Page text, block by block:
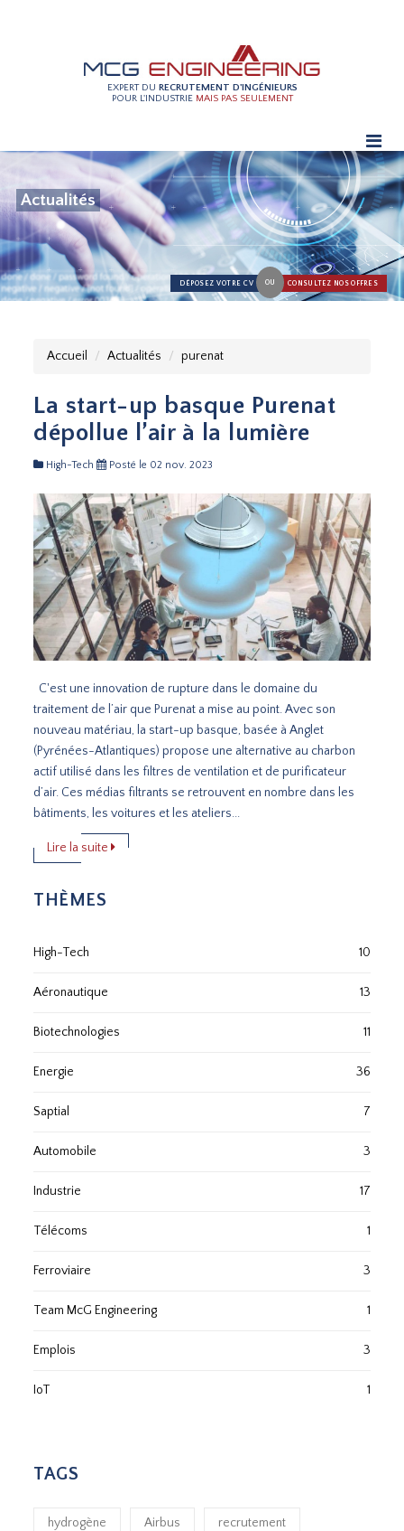
EXPERT DU RECRUTEMENT D'INGÉNIEURS
POUR L'INDUSTRIE MAIS PAS SEULEMENT
Actualités
DÉPOSEZ VOTRE CV OU CONSULTEZ NOS OFFRES
Accueil Actualités purenat
La start-up basque Purenat
dépollue l’air à la lumière
High-Tech Posté le 02 nov. 2023
C'est une innovation de rupture dans le domaine du
traitement de l’air que Purenat a mise au point. Avec son
nouveau matériau, la start-up basque, basée à Anglet
(Pyrénées-Atlantiques) propose une alternative au charbon
actif utilisé dans les filtres de ventilation et de purificateur
d’air. Ces médias filtrants se retrouvent en nombre dans les
bâtiments, les voitures et les ateliers...
Lire la suite
THÈMES
High-Tech 10
Aéronautique 13
Biotechnologies 11
Energie 36
Saptial 7
Automobile 3
Industrie 17
Télécoms 1
Ferroviaire 3
Team McG Engineering 1
Emplois 3
IoT 1
TAGS
hydrogène Airbus recrutement